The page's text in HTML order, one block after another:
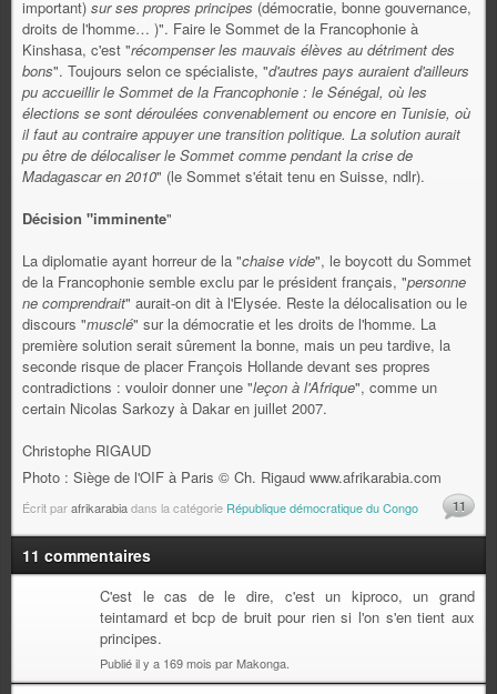
important) sur ses propres principes (démocratie, bonne gouvernance,
droits de l'homme… )". Faire le Sommet de la Francophonie à
Kinshasa, c'est "récompenser les mauvais élèves au détriment des
bons". Toujours selon ce spécialiste, "d'autres pays auraient d'ailleurs
pu accueillir le Sommet de la Francophonie : le Sénégal, où les
élections se sont déroulées convenablement ou encore en Tunisie, où
il faut au contraire appuyer une transition politique. La solution aurait
pu être de délocaliser le Sommet comme pendant la crise de
Madagascar en 2010" (le Sommet s'était tenu en Suisse, ndlr).
Décision "imminente"
La diplomatie ayant horreur de la "chaise vide", le boycott du Sommet
de la Francophonie semble exclu par le président français, "personne
ne comprendrait" aurait-on dit à l'Elysée. Reste la délocalisation ou le
discours "musclé" sur la démocratie et les droits de l'homme. La
première solution serait sûrement la bonne, mais un peu tardive, la
seconde risque de placer François Hollande devant ses propres
contradictions : vouloir donner une "leçon à l'Afrique", comme un
certain Nicolas Sarkozy à Dakar en juillet 2007.
Christophe RIGAUD
Photo : Siège de l'OIF à Paris © Ch. Rigaud www.afrikarabia.com
Écrit parafrikarabiadans la catégorie République démocratique du Congo 11
11 commentaires
C'est le cas de le dire, c'est un kiproco, un grand
teintamard et bcp de bruit pour rien si l'on s'en tient aux
principes.
Publié il y a 169 mois par Makonga.